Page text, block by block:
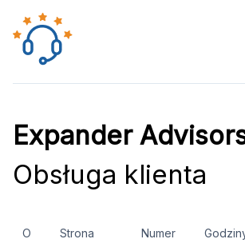
Expander
Obsługa klienta
O
Strona
Numer